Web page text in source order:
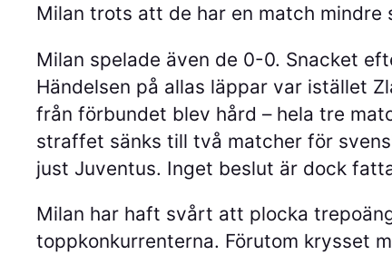
Milan trots att de har en match mindre
Milan spelade även de 0-0. Snacket
Händelsen på allas läppar var istället
från förbundet blev hård – hela tre
straffet sänks till två matcher för
just Juventus. Inget beslut är dock
Milan har haft svårt att plocka
toppkonkurrenterna. Förutom krysset